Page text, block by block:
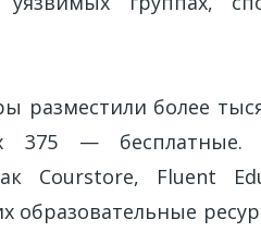
разместили более
375 — бесплатные.
Courstore, Fluent
образовательные